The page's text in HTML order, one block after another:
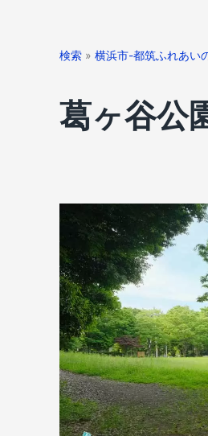
検索» 横浜市-都筑ふれあい
葛ヶ谷公